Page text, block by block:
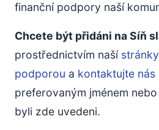
finanční podpory naší
Chcete být přidáni na Síň
prostřednictvím naší
podporou a kontaktujte nás
preferovaným jménem
byli zde uvedeni.